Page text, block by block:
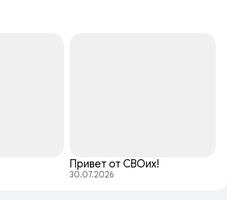
Привет от СВОих!
30.07.2026